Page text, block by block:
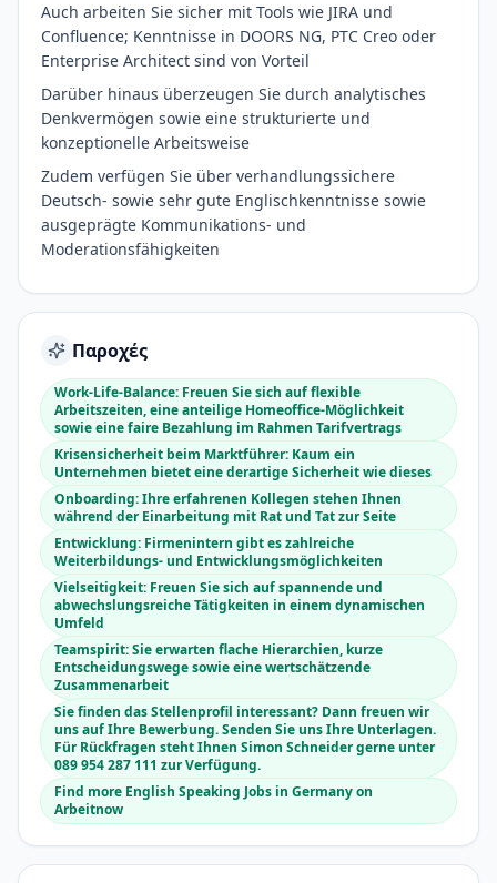
Auch arbeiten Sie sicher mit Tools wie JIRA und
Confluence; Kenntnisse in DOORS NG, PTC Creo oder
Enterprise Architect sind von Vorteil
Darüber hinaus überzeugen Sie durch analytisches
Denkvermögen sowie eine strukturierte und
konzeptionelle Arbeitsweise
Zudem verfügen Sie über verhandlungssichere
Deutsch- sowie sehr gute Englischkenntnisse sowie
ausgeprägte Kommunikations- und
Moderationsfähigkeiten
Παροχές
Work-Life-Balance: Freuen Sie sich auf flexible
Arbeitszeiten, eine anteilige Homeoffice-Möglichkeit
sowie eine faire Bezahlung im Rahmen Tarifvertrags
Krisensicherheit beim Marktführer: Kaum ein
Unternehmen bietet eine derartige Sicherheit wie dieses
Onboarding: Ihre erfahrenen Kollegen stehen Ihnen
während der Einarbeitung mit Rat und Tat zur Seite
Entwicklung: Firmenintern gibt es zahlreiche
Weiterbildungs- und Entwicklungsmöglichkeiten
Vielseitigkeit: Freuen Sie sich auf spannende und
abwechslungsreiche Tätigkeiten in einem dynamischen
Umfeld
Teamspirit: Sie erwarten flache Hierarchien, kurze
Entscheidungswege sowie eine wertschätzende
Zusammenarbeit
Sie finden das Stellenprofil interessant? Dann freuen wir
uns auf Ihre Bewerbung. Senden Sie uns Ihre Unterlagen.
Für Rückfragen steht Ihnen Simon Schneider gerne unter
089 954 287 111 zur Verfügung.
Find more English Speaking Jobs in Germany on
Arbeitnow